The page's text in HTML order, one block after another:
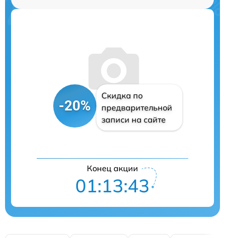
-20%
Скидка по
предварительной
записи на сайте
Конец акции
01:13:42